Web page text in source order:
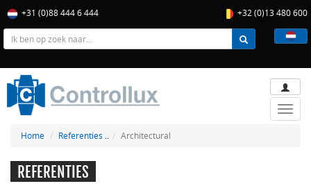
+31 (0)88 444 6 444 +32 (0)13 480 600
Toggle
Home
Referenties Architectural
REFERENTIES